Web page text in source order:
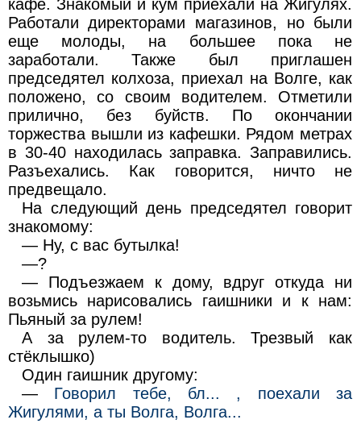
кафе. Знакомый и кум приехали на Жигулях.
Работали директорами магазинов, но были
еще молоды, на большее пока не
заработали. Также был приглашен
председятел колхоза, приехал на Волге, как
положено, со своим водителем. Отметили
прилично, без буйств. По окончании
торжества вышли из кафешки. Рядом метрах
в 30-40 находилась заправка. Заправились.
Разъехались. Как говорится, ничто не
предвещало.
На следующий день председятел говорит
знакомому:
— Ну, с вас бутылка!
—?
— Подъезжаем к дому, вдруг откуда ни
возьмись нарисовались гаишники и к нам:
Пьяный за рулем!
А за рулем-то водитель. Трезвый как
стёклышко)
Один гаишник другому:
— Говорил тебе, бл... , поехали за
Жигулями, а ты Волга, Волга...